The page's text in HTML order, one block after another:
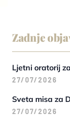
Zadnje
Ljetni oratorij
27/07/2026
Sveta misa za
27/07/2026